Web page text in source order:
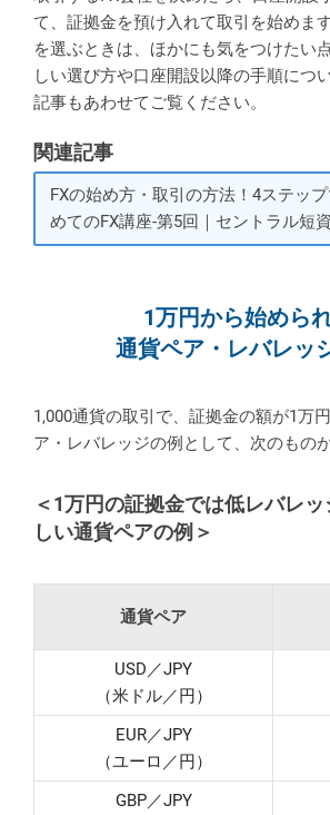
て、証拠金を預け入れて取引を始めま
を選ぶときは、ほかにも気をつけたい
しい選び方や口座開設以降の手順につ
記事もあわせてご覧ください。
関連記事
FXの始め方・取引の方法！4ステッ
めてのFX講座-第5回｜セントラル短
1万円から始めら
通貨ペア・レバレッ
1,000通貨の取引で、証拠金の額が1万
ア・レバレッジの例として、次のもの
＜1万円の証拠金では低レバレ
しい通貨ペアの例＞
通貨ペア
USD／JPY
（米ドル／円）
EUR／JPY
（ユーロ／円）
GBP／JPY